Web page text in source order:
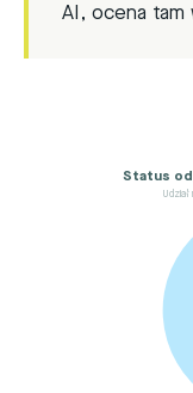
AI, ocena tam
Status